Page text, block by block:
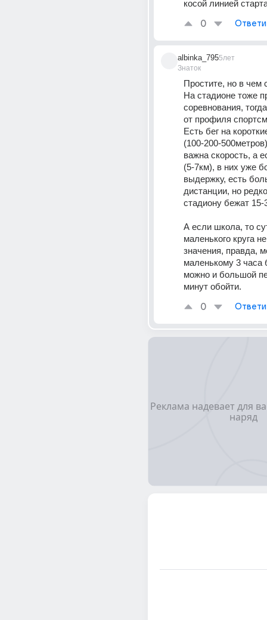
косой линией
0
albinka_795
Знаток
5лет
Простите, но в чем
На стадионе тоже
соревнования,
от профиля
Есть бег на
(100-200-
важна скорость, а
(5-7км), в них уже
выдержку, есть
дистанции, но
стадиону бежат 15-
А если школа, то
маленького круга
значения, правда,
маленькому 3 часа
можно и большой
минут обойти.
0